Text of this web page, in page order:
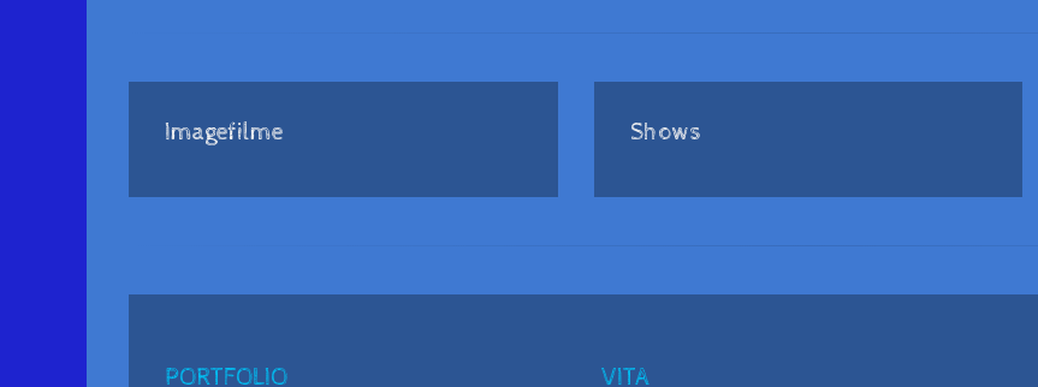
Imagefilme Shows
PORTFOLIO VITA